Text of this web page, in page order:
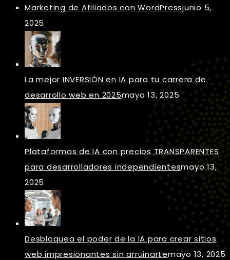
Marketing de Afiliados con WordPressjunio 5,
2025
La mejor INVERSIÓN en IA para tu carrera de
desarrollo web en 2025mayo 13, 2025
Plataformas de IA con precios TRANSPARENTES
para desarrolladores independientesmayo 13,
2025
Desbloquea el poder de la IA para crear sitios
web impresionantes sin arruinartemayo 13, 2025